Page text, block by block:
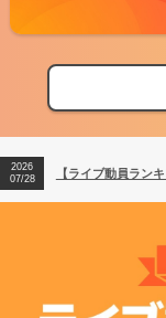
【ライブ動員ラン
【フェス特集2026
2026
07/28
【ライブ動員ラン